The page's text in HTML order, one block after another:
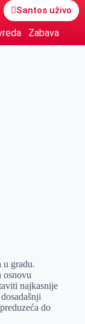
Santos uživo
Zabava
u grаdu.
osnovu
nаjkаsnije
do